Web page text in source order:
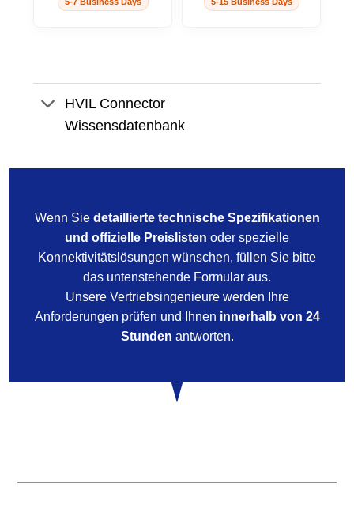
HVIL Connector
Wissensdatenbank
Wenn Sie detaillierte technische Spezifikationen
und offizielle Preislisten oder spezielle
Konnektivitätslösungen wünschen, füllen Sie bitte
das untenstehende Formular aus.
Unsere Vertriebsingenieure werden Ihre
Anforderungen prüfen und Ihnen innerhalb von 24
Stunden antworten.